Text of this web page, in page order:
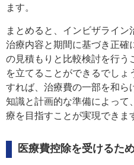
ます。
まとめると、インビザライン
治療内容と期間に基づき正確
の見積もりと比較検討を行う
を立てることができるでしょ
すれば、治療費の一部を和ら
知識と計画的な準備によって
療を目指すことが実現できま
医療費控除を受けるた